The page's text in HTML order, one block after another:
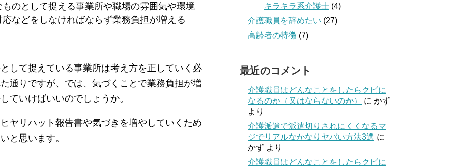
のとして捉える事業所や職場の雰囲気や環境
などをしなければならず業務負担が増える
して捉えている事業所は考え方を正していく必
通りですが、では、気づくことで業務負担が増
ていけばいいのでしょうか。
ヤリハット報告書や気づきを増やしていくため
と思います。
キラキラ系介護士 (4)
介護職員を辞めたい (27)
高齢者の特徴 (7)
最近のコメント
介護職員はどんなことをしたらクビに
なるのか（又はならないのか）
に かず
より
介護派遣で派遣切りされにくくなるマ
ジでリアルなかなりヤバい方法3選 に
かず より
介護職員はどんなことをしたらクビに